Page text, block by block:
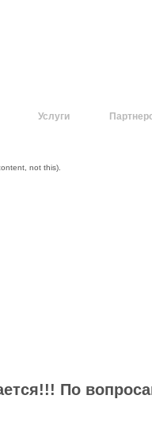
Услуги
not this).
По